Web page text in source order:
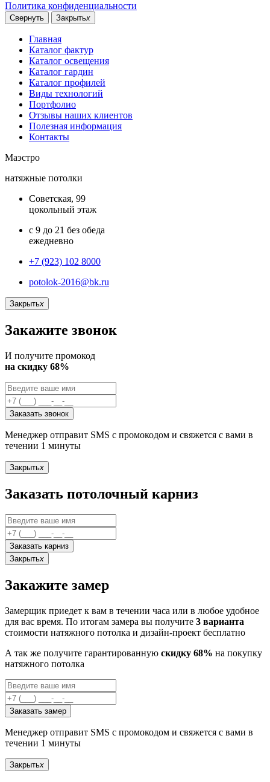
Политика конфиденциальности
Свернуть Закрытьx
Главная
Каталог фактур
Каталог освещения
Каталог гардин
Каталог профилей
Виды технологий
Портфолио
Отзывы наших клиентов
Полезная информация
Контакты
Маэстро
натяжные потолки
Советская, 99
цокольный этаж
с 9 до 21 без обеда
ежедневно
+7 (923) 102 8000
potolok-2016@bk.ru
Закрытьx
Закажите звонок
И получите промокод
на скидку 68%
Заказать звонок
Менеджер отправит SMS с промокодом и свяжется с вами в
течении 1 минуты
Закрытьx
Заказать потолочный карниз
Заказать карниз
Закрытьx
Закажите замер
Замерщик приедет к вам в течении часа или в любое удобное
для вас время. По итогам замера вы получите 3 варианта
стоимости натяжного потолка и дизайн-проект бесплатно
А так же получите гарантированную скидку 68% на покупку
натяжного потолка
Заказать замер
Менеджер отправит SMS с промокодом и свяжется с вами в
течении 1 минуты
Закрытьx